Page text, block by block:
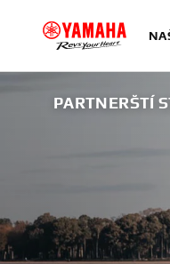
PARTNERŠTÍ